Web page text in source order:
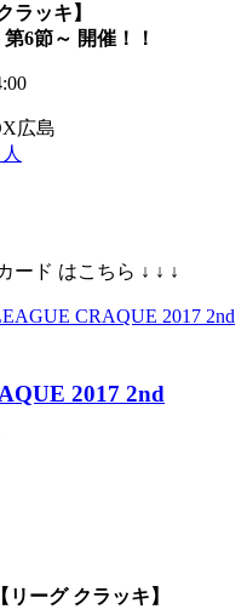
ラッキ】
6節～ 開催！！
広島
ード はこちら ↓ ↓ ↓
CRAQUE 2017 2nd
2017 2nd
ーグ クラッキ】